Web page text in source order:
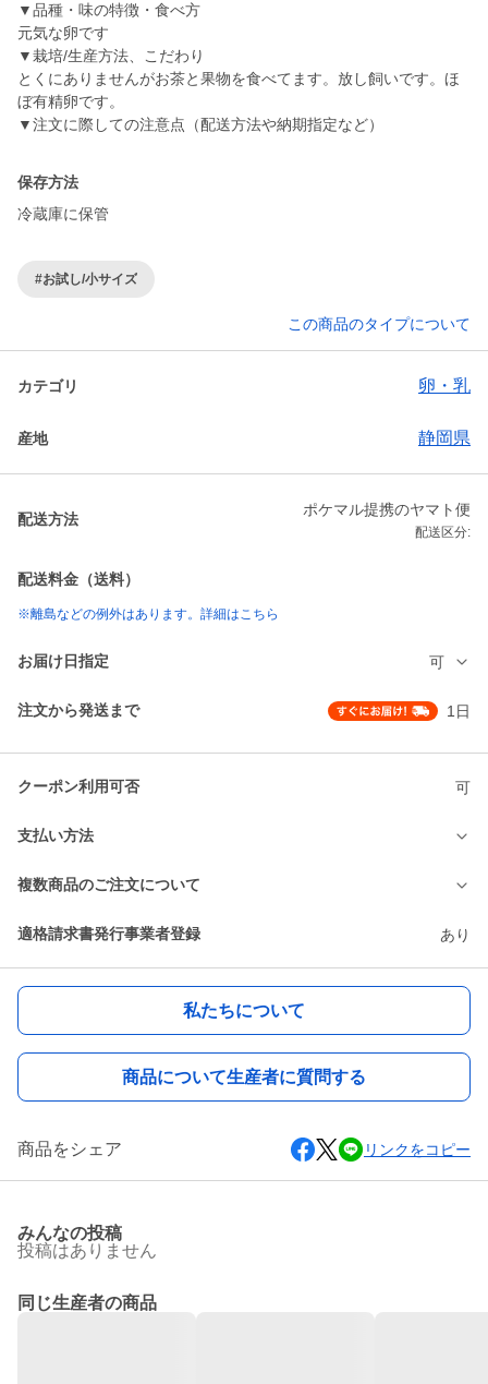
▼品種・味の特徴・食べ方
元気な卵です
▼栽培/生産方法、こだわり
とくにありませんがお茶と果物を食べてます。放し飼いです。ほ
ぼ有精卵です。
▼注文に際しての注意点（配送方法や納期指定など）
保存方法
冷蔵庫に保管
#お試し/小サイズ
この商品のタイプについて
カテゴリ 卵・乳
産地 静岡県
配送方法
ポケマル提携のヤマト便
配送区分:
配送料金（送料）
※離島などの例外はあります。詳細はこちら
お届け日指定 可
注文から発送まで 1日
クーポン利用可否 可
支払い方法
複数商品のご注文について
適格請求書発行事業者登録 あり
私たちについて
商品について生産者に質問する
商品をシェア リンクをコピー
みんなの投稿
投稿はありません
同じ生産者の商品